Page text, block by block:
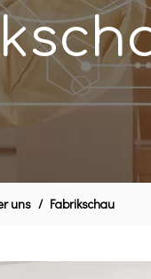
uns / Fabrikschau